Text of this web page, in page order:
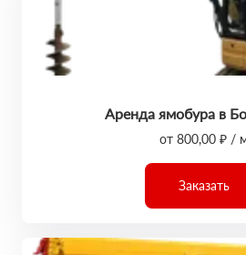
Аренда ямобура в
от 800,00 ₽ /
Заказать